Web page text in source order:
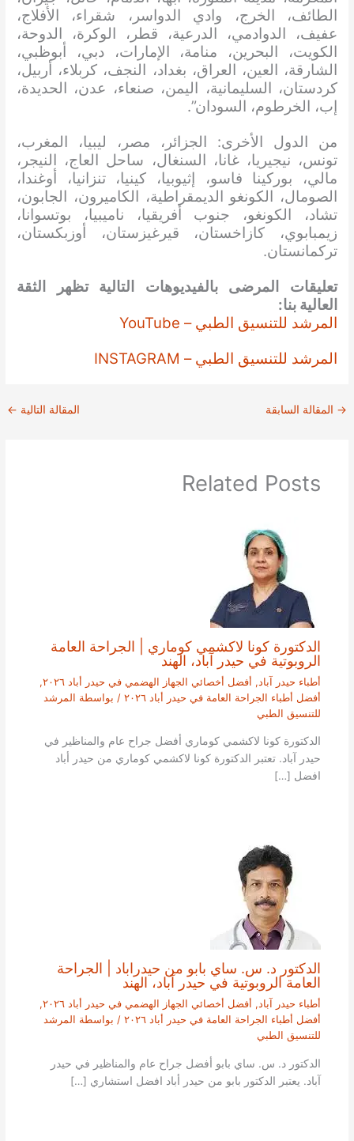
الطائف، الخرج، وادي الدواسر، شقراء، الأفلاج،
عفيف، الدوادمي، الدرعية، قطر، الوكرة، الدوحة،
الكويت، البحرين، منامة، الإمارات، دبي، أبوظبي،
الشارقة، العين، العراق، بغداد، النجف، كربلاء، أربيل،
كردستان، السليمانية، اليمن، صنعاء، عدن، الحديدة،
إب، الخرطوم، السودان”.
من الدول الأخرى: الجزائر، مصر، ليبيا، المغرب،
تونس، نيجيريا، غانا، السنغال، ساحل العاج، النيجر،
مالي، بوركينا فاسو، إثيوبيا، كينيا، تنزانيا، أوغندا،
الصومال، الكونغو الديمقراطية، الكاميرون، الجابون،
تشاد، الكونغو، جنوب أفريقيا، ناميبيا، بوتسوانا،
زيمبابوي، كازاخستان، قيرغيزستان، أوزبكستان،
تركمانستان.
تعليقات المرضى بالفيديوهات التالية تظهر الثقة
العالية بنا:
المرشد للتنسيق الطبي – YouTube
المرشد للتنسيق الطبي – INSTAGRAM
→ المقالة السابقة المقالة التالية ←
Related Posts
الدكتورة كونا لاكشمي كوماري | الجراحة العامة
الروبوتية في حيدر آباد، الهند
أطباء حيدر آباد , أفضل أخصائي الجهاز الهضمي في حيدر أباد ٢٠٢٦
,
أفضل أطباء الجراحة العامة في حيدر أباد ٢٠٢٦
/ بواسطة المرشد
للتنسيق الطبي
الدكتورة كونا لاكشمي كوماري أفضل جراح عام والمناظير في
حيدر آباد. تعتبر الدكتورة كونا لاكشمي كوماري من حيدر أباد
افضل […]
الدكتور د. س. ساي بابو من حيدراباد | الجراحة
العامة الروبوتية في حيدر آباد، الهند
أطباء حيدر آباد, أفضل أخصائي الجهاز الهضمي في حيدر أباد ٢٠٢٦
,
أفضل أطباء الجراحة العامة في حيدر أباد ٢٠٢٦
/ بواسطة المرشد
للتنسيق الطبي
الدكتور د. س. ساي بابو أفضل جراح عام والمناظير في حيدر
آباد. يعتبر الدكتور بابو من حيدر أباد افضل استشاري […]